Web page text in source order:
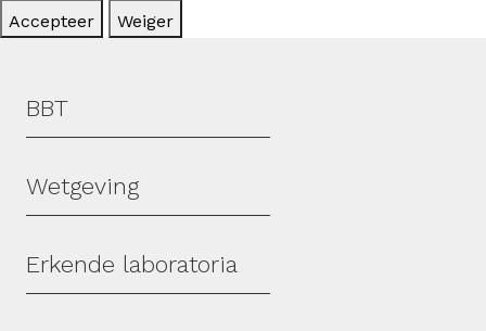
Accepteer Weiger
Hoofdmenu
BBT
Wetgeving
Erkende laboratoria